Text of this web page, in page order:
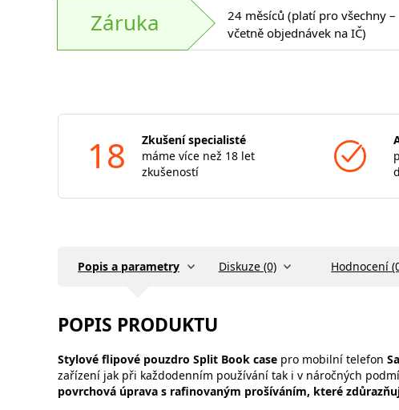
Záruka
24 měsíců (platí pro všechny –
včetně objednávek na IČ)
18
Zkušení specialisté
máme více než 18 let
zkušeností
Popis a parametry Diskuze (0) Hodnocení
POPIS PRODUKTU
Stylové flipové pouzdro Split Book case pro mobilní telefon
zařízení jak při každodenním používání tak i v náročných
povrchová úprava s rafinovaným prošíváním, které